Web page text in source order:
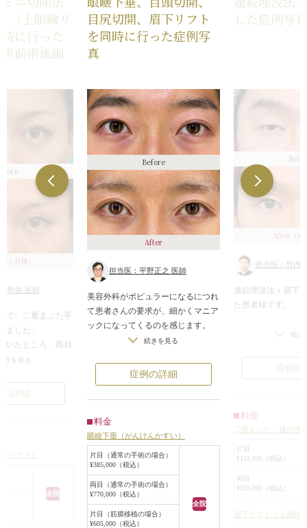
（上眼瞼リ
に行った
前術後画
6ヶ月後）
幹弥 医師
で、二重まぶた手
ました。
いたところ、両目
はあるのですが、
って途切れている
た。
も今より少し広げ
のラインの上に被
きを見る
詳細
リフト）
全院
目尻切開、眉下リフト
を同時に行った症例写
真
Before
After
担当医：平野正之 医師
美容外科がポピュラーになるにつれ
て患者さんの要求が、細かくマニア
ックになってくるのを感じます。
このようなご要望をいただくことが
①睫毛のキワを見せてほしい
②ハム目にならないようにしてほし
③目尻側または目頭側もしっかり食
い込むようにしてほしい
この患者様も、目を丸く見えるよう
にしてほしい、眉毛と目の間を狭く
してほしい。自然に目を大きくして
ほしいと言った要望がありました。
続きを見る
症例の詳細
料金
眼瞼下垂（がんけんかすい）
片目（通常の手術の場合）
¥385,000（税込）
全院
両目（通常の手術の場合）
¥770,000（税込）
片目（筋膜移植の場合）
¥605,000（税込）
した症例写真
After （1
担当医：竹内
連続埋没法＋眉下
た患者様です。
重い一重まぶたの
眉下切開で分厚い
続埋没法で奥二重
続き
症例
料金
二重まぶた・連続埋
片目
¥121,000（税込）
両目
¥220,000（税込）
眉下リフト（上眼瞼